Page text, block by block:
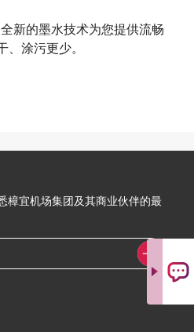
新的墨水技术为您提供流畅
涂污更少。
樟宜机场集团及其商业伙伴的最